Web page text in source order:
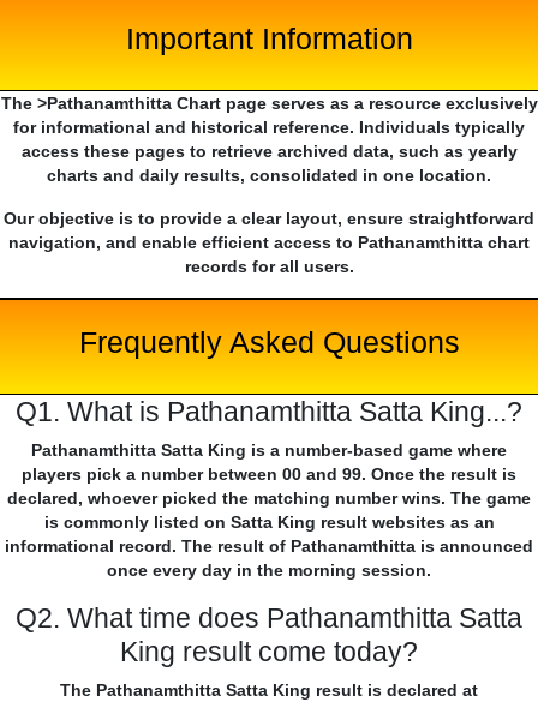
Important Information
The >Pathanamthitta Chart page serves as a resource exclusively
for informational and historical reference. Individuals typically
access these pages to retrieve archived data, such as yearly
charts and daily results, consolidated in one location.
Our objective is to provide a clear layout, ensure straightforward
navigation, and enable efficient access to Pathanamthitta chart
records for all users.
Frequently Asked Questions
Q1. What is Pathanamthitta Satta King...?
Pathanamthitta Satta King is a number-based game where
players pick a number between 00 and 99. Once the result is
declared, whoever picked the matching number wins. The game
is commonly listed on Satta King result websites as an
informational record. The result of Pathanamthitta is announced
once every day in the morning session.
Q2. What time does Pathanamthitta Satta
King result come today?
The Pathanamthitta Satta King result is declared at